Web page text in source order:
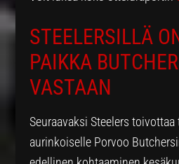
STEELERSILLÄ
PAIKKA
VASTAAN
Seuraavaksi Steelers
aurinkoiselle Porvoo